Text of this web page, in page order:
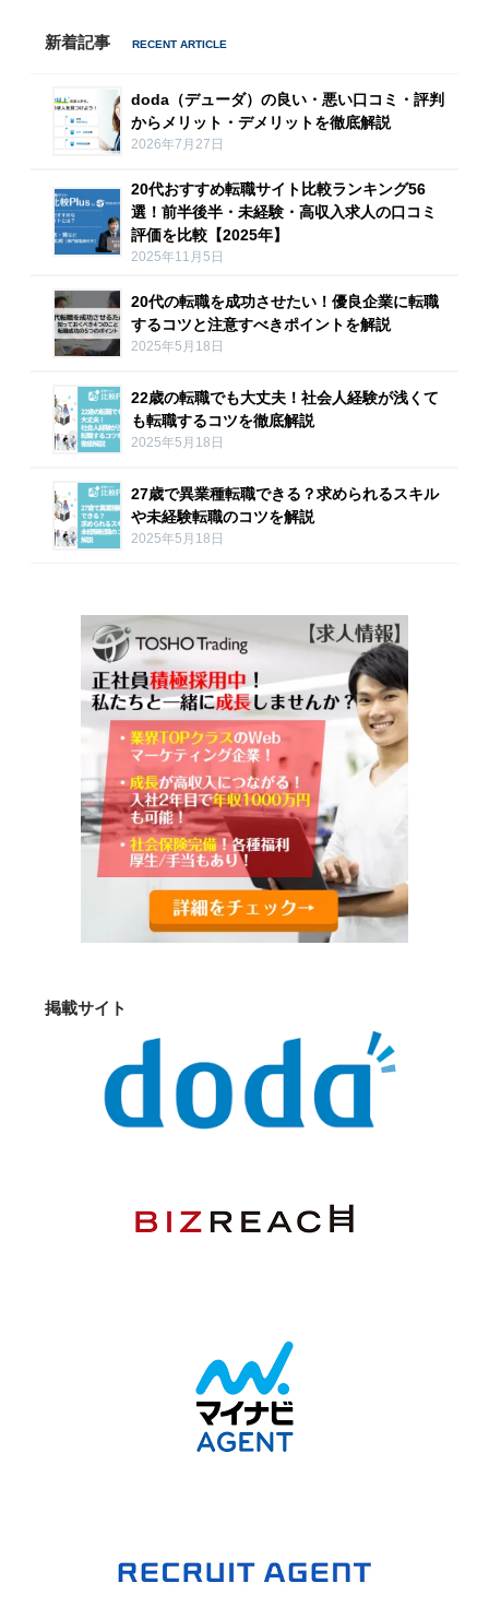
新着記事
doda（デューダ）の良い・悪い口コミ・評判
からメリット・デメリットを徹底解説
2026年7月27日
20代おすすめ転職サイト比較ランキング56
選！前半後半・未経験・高収入求人の口コミ
評価を比較【2025年】
2025年11月5日
20代の転職を成功させたい！優良企業に転職
するコツと注意すべきポイントを解説
2025年5月18日
22歳の転職でも大丈夫！社会人経験が浅くて
も転職するコツを徹底解説
2025年5月18日
27歳で異業種転職できる？求められるスキル
や未経験転職のコツを解説
2025年5月18日
掲載サイト